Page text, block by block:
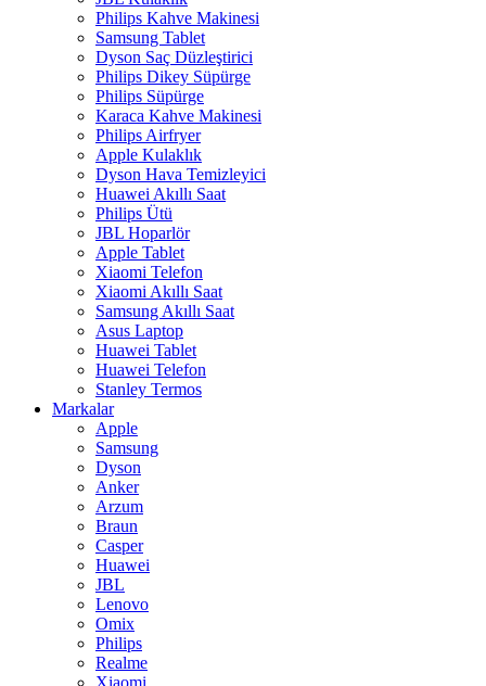
Philips Kahve Makinesi
Samsung Tablet
Dyson Saç Düzleştirici
Philips Dikey Süpürge
Philips Süpürge
Karaca Kahve Makinesi
Philips Airfryer
Apple Kulaklık
Dyson Hava Temizleyici
Huawei Akıllı Saat
Philips Ütü
JBL Hoparlör
Apple Tablet
Xiaomi Telefon
Xiaomi Akıllı Saat
Samsung Akıllı Saat
Asus Laptop
Huawei Tablet
Huawei Telefon
Stanley Termos
Markalar
Apple
Samsung
Dyson
Anker
Arzum
Braun
Casper
Huawei
JBL
Lenovo
Omix
Philips
Realme
Xiaomi